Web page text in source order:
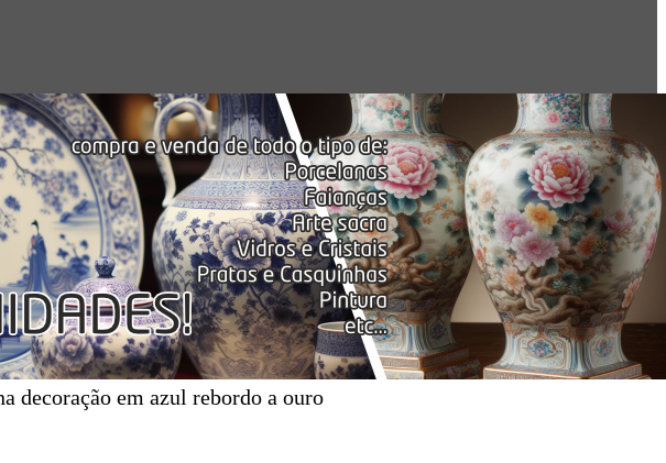
decoração em azul rebordo a ouro